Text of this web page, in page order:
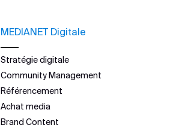
MEDIANET Digitale
Stratégie digitale
Community Management
Référencement
Achat media
Brand Content